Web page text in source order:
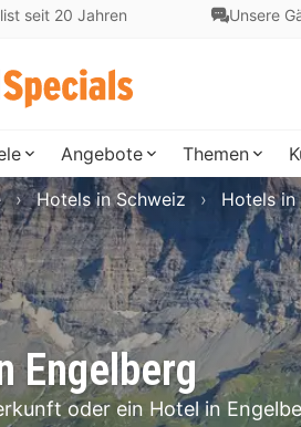
seit 20 Jahren Unsere
Angebote Themen
Engelberg
oder ein Hotel in
Hotels in Schweiz Hotels in